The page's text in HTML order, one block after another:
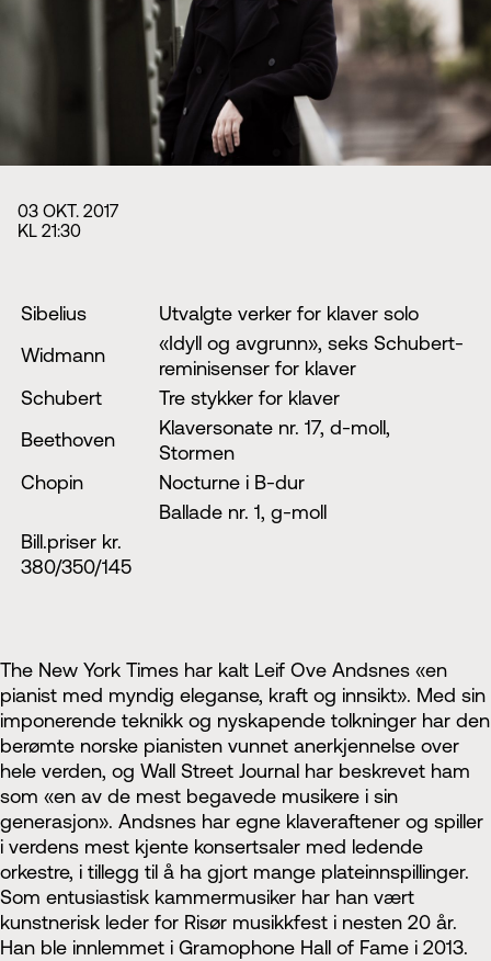
TSOs venner
Bærekraft & samfunn
TSO mot 2030
Princess Astrid International Music Competition
Jobbe hos oss
Samarbeidspartnere
03 OKT. 2017
KL 21:30
Sibelius
Utvalgte verker for klaver solo
Widmann
«Idyll og avgrunn», seks Schubert-
reminisenser for klaver
Schubert
Tre stykker for klaver
Beethoven
Klaversonate nr. 17, d-moll,
Stormen
Chopin
Nocturne i B-dur
Ballade nr. 1, g-moll
Bill.priser kr.
380/350/145
The New York Times har kalt Leif Ove Andsnes «en
pianist med myndig eleganse, kraft og innsikt». Med sin
imponerende teknikk og nyskapende tolkninger har den
berømte norske pianisten vunnet anerkjennelse over
hele verden, og Wall Street Journal har beskrevet ham
som «en av de mest begavede musikere i sin
generasjon». Andsnes har egne klaveraftener og spiller
i verdens mest kjente konsertsaler med ledende
orkestre, i tillegg til å ha gjort mange plateinnspillinger.
Som entusiastisk kammermusiker har han vært
kunstnerisk leder for Risør musikkfest i nesten 20 år.
Han ble innlemmet i Gramophone Hall of Fame i 2013.